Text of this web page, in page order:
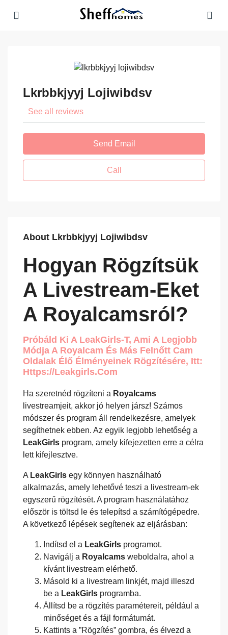
Lkrbbkjyyj Lojiwibdsv
See all reviews
Send Email
Call
About Lkrbbkjyyj Lojiwibdsv
Hogyan Rögzítsük
A Livestream-Eket
A Royalcamsról?
Próbáld Ki A LeakGirls-T, Ami A Legjobb
Módja A Royalcam És Más Felnőtt Cam
Oldalak Élő Élményeinek Rögzítésére, Itt:
Https://leakgirls.com
Ha szeretnéd rögzíteni a Royalcams
livestreamjeit, akkor jó helyen jársz! Számos
módszer és program áll rendelkezésre, amelyek
segíthetnek ebben. Az egyik legjobb lehetőség a
LeakGirls program, amely kifejezetten erre a célra
lett kifejlesztve.
A LeakGirls egy könnyen használható
alkalmazás, amely lehetővé teszi a livestream-ek
egyszerű rögzítését. A program használatához
először is töltsd le és telepítsd a számítógépedre.
A következő lépések segítenek az eljárásban:
Indítsd el a LeakGirls programot.
Navigálj a Royalcams weboldalra, ahol a
kívánt livestream elérhető.
Másold ki a livestream linkjét, majd illeszd
be a LeakGirls programba.
Állítsd be a rögzítés paramétereit, például a
minőséget és a fájl formátumát.
Kattints a ”Rögzítés” gombra, és élvezd a